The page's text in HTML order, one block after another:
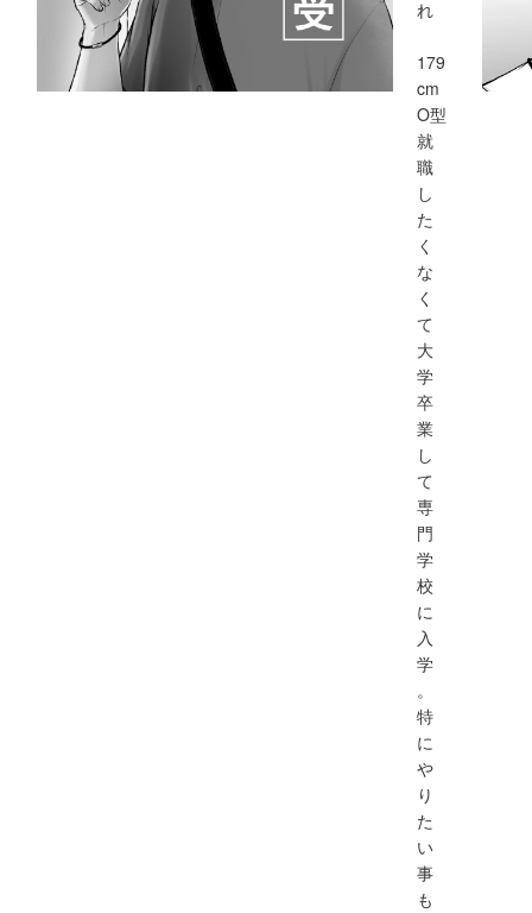
れ
179
cm
O型
就
職
し
た
く
な
く
て
大
学
卒
業
し
て
専
門
学
校
に
入
学
。
特
に
や
り
た
い
事
も